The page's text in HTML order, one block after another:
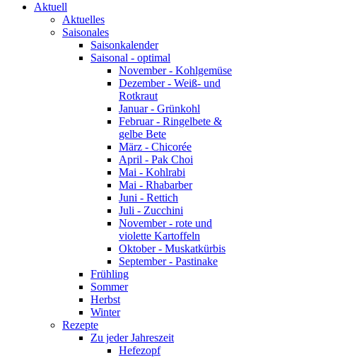
Aktuell
Aktuelles
Saisonales
Saisonkalender
Saisonal - optimal
November - Kohlgemüse
Dezember - Weiß- und
Rotkraut
Januar - Grünkohl
Februar - Ringelbete &
gelbe Bete
März - Chicorée
April - Pak Choi
Mai - Kohlrabi
Mai - Rhabarber
Juni - Rettich
Juli - Zucchini
November - rote und
violette Kartoffeln
Oktober - Muskatkürbis
September - Pastinake
Frühling
Sommer
Herbst
Winter
Rezepte
Zu jeder Jahreszeit
Hefezopf